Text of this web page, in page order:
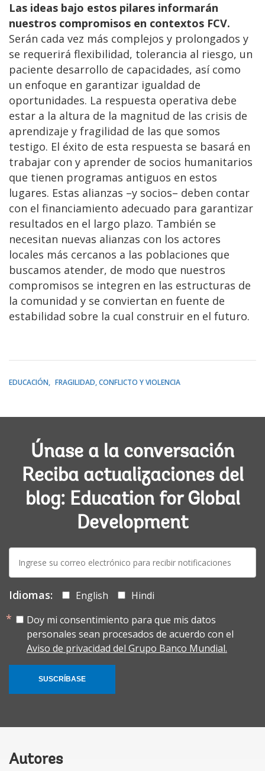
Las ideas bajo estos pilares informarán
nuestros compromisos en contextos FCV.
Serán cada vez más complejos y prolongados y
se requerirá flexibilidad, tolerancia al riesgo, un
paciente desarrollo de capacidades, así como
un enfoque en garantizar igualdad de
oportunidades. La respuesta operativa debe
estar a la altura de la magnitud de las crisis de
aprendizaje y fragilidad de las que somos
testigo. El éxito de esta respuesta se basará en
trabajar con y aprender de socios humanitarios
que tienen programas antiguos en estos
lugares. Estas alianzas –y socios– deben contar
con el financiamiento adecuado para garantizar
resultados en el largo plazo. También se
necesitan nuevas alianzas con los actores
locales más cercanos a las poblaciones que
buscamos atender, de modo que nuestros
compromisos se integren en las estructuras de
la comunidad y se conviertan en fuente de
estabilidad sobre la cual construir en el futuro.
EDUCACIÓN FRAGILIDAD, CONFLICTO Y VIOLENCIA
Únase a la conversación
Reciba actualizaciones del
blog: Education for Global
Development
mail:
Idiomas: English
Hindi
Doy mi consentimiento para que mis datos
personales sean procesados de acuerdo con el
Aviso de privacidad del Grupo Banco Mundial.
SUSCRÍBASE
Autores